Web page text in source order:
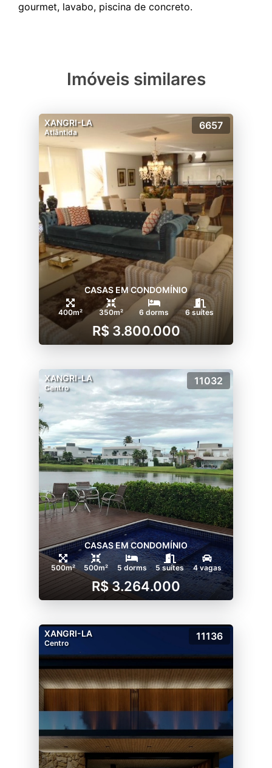
Imóveis similares
XANGRI-LA
Atlântida
6657
CASAS EM CONDOMÍNIO
400m² 350m² 6 dorms 6 suítes
R$ 3.800.000
XANGRI-LA
Centro
11032
CASAS EM CONDOMÍNIO
500m² 500m² 5 dorms 5 suítes 4 vagas
R$ 3.264.000
XANGRI-LA
Centro
11136